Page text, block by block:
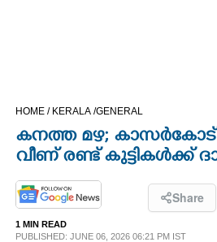
HOME / KERALA /GENERAL
കനത്ത മഴ; കാസർകോട്
വീണ് രണ്ട് കുട്ടികൾക്ക്
Share
1 MIN READ
PUBLISHED: JUNE 06, 2026 06:21 PM IST